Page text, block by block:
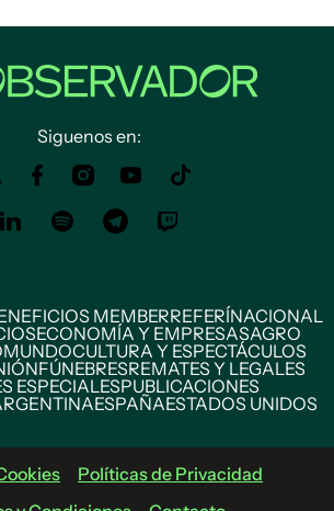
Siguenos en:
MEMBERREFERÍNACIONAL
ECONOMÍA Y EMPRESASAGRO
MUNDOCULTURA Y ESPECTÁCULOS
FÚNEBRESREMATES Y LEGALES
ESPECIALESPUBLICACIONES
ESPAÑAESTADOS UNIDOS
Políticas de Privacidad